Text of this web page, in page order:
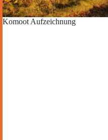
Komoot Aufzeichnung